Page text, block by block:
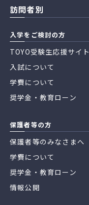
訪問者別
入学をご検討の方
TOYO受験生応援サイト
入試について
学費について
奨学金・教育ローン
保護者等の方
保護者等のみなさまへ
学費について
奨学金・教育ローン
情報公開